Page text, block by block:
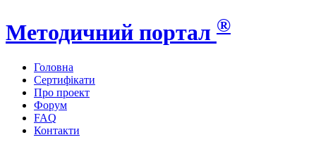
Методичний портал ®
Головна
Сертифікати
Про проект
Форум
FAQ
Контакти